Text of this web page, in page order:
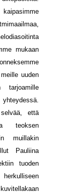
mukaan
uuden
tarjoamille
että
teoksen
muillakin
Pauliina
tuoden